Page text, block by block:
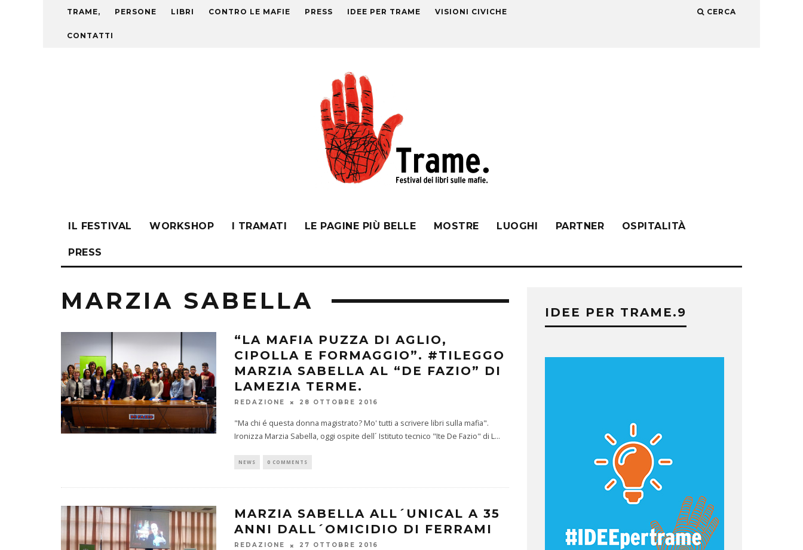
TRAME, PERSONE LIBRI CONTRO LE MAFIE PRESS IDEE PER TRAME VISIONI CIVICHE
CONTATTI
CERCA
IL FESTIVAL WORKSHOP I TRAMATI LE PAGINE PIÙ BELLE MOSTRE LUOGHI PARTNER OSPITALITÀ
PRESS
MARZIA SABELLA
“LA MAFIA PUZZA DI AGLIO,
CIPOLLA E FORMAGGIO”. #TILEGGO
MARZIA SABELLA AL “DE FAZIO” DI
LAMEZIA TERME.
REDAZIONE 28 OTTOBRE 2016
"Ma chi é questa donna magistrato? Mo' tutti a scrivere libri sulla mafia".
Ironizza Marzia Sabella, oggi ospite dell´ Istituto tecnico "Ite De Fazio" di L...
NEWS 0 COMMENTS
MARZIA SABELLA ALL´UNICAL A 35
ANNI DALL´OMICIDIO DI FERRAMI
REDAZIONE 27 OTTOBRE 2016
IDEE PER TRAME.9